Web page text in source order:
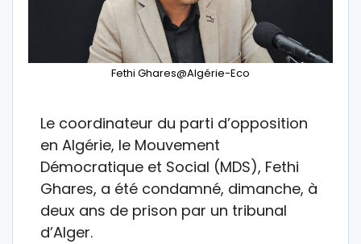
Fethi Ghares@Algérie-Eco
Le coordinateur du parti d’opposition
en Algérie, le Mouvement
Démocratique et Social (MDS), Fethi
Ghares, a été condamné, dimanche, à
deux ans de prison par un tribunal
d’Alger.